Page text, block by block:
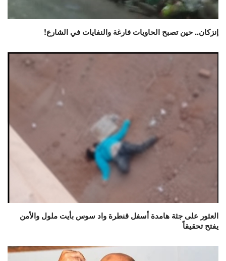
إنزكان.. حين تصبح الحاويات فارغة والنفايات في الشارع!
العثور على جثة هامدة أسفل قنطرة واد سوس بأيت ملول والأمن
يفتح تحقيقاً